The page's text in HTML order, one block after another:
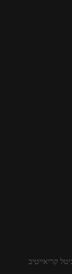
קריאייטיב